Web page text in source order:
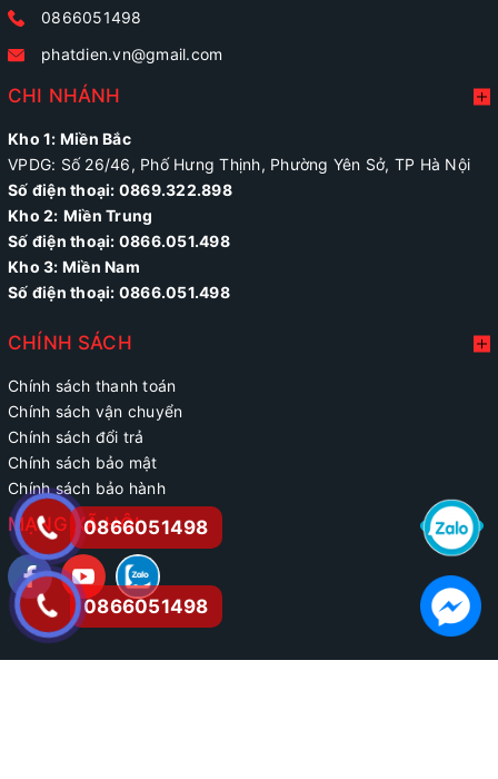
0866051498
phatdien.vn@gmail.com
CHI NHÁNH
Kho 1: Miền Bắc
VPDG: Số 26/46, Phố Hưng Thịnh, Phường Yên Sở, TP Hà Nội
Số điện thoại: 0869.322.898
Kho 2: Miền Trung
Số điện thoại: 0866.051.498
Kho 3: Miền Nam
Số điện thoại: 0866.051.498
CHÍNH SÁCH
Chính sách thanh toán
Chính sách vận chuyển
Chính sách đổi trả
Chính sách bảo mật
Chính sách bảo hành
MẠNG XÃ HỘI
0866051498
0866051498